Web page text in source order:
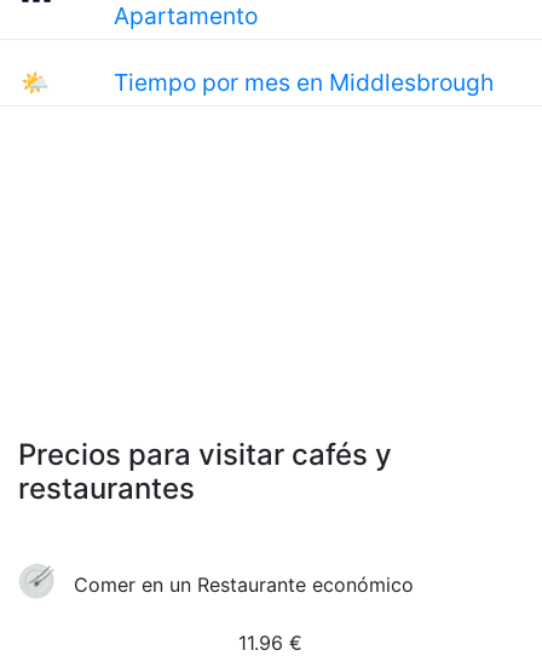
Apartamento
🌤 Tiempo por mes en Middlesbrough
Precios para visitar cafés y
restaurantes
Comer en un Restaurante económico
11.96 €